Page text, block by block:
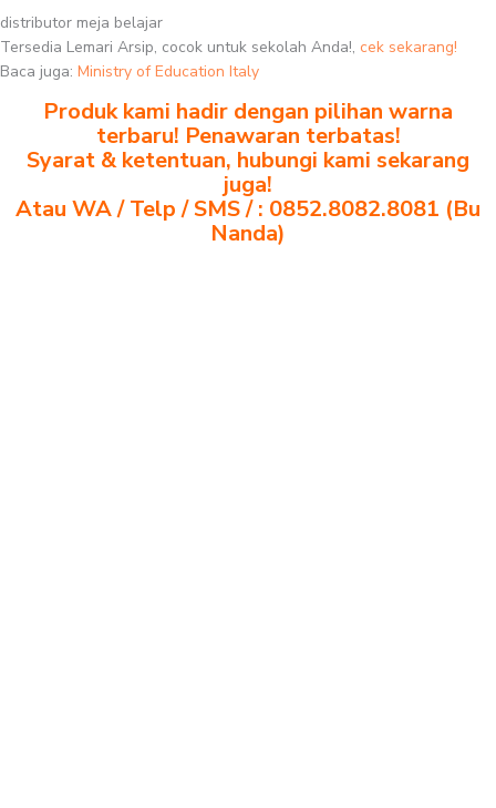
distributor meja belajar
Tersedia Lemari Arsip, cocok untuk sekolah Anda!, cek sekarang!
Baca juga: Ministry of Education Italy
Produk kami hadir dengan pilihan warna
terbaru! Penawaran terbatas!
Syarat & ketentuan, hubungi kami sekarang
juga!
Atau WA / Telp / SMS / : 0852.8082.8081 (Bu
Nanda)